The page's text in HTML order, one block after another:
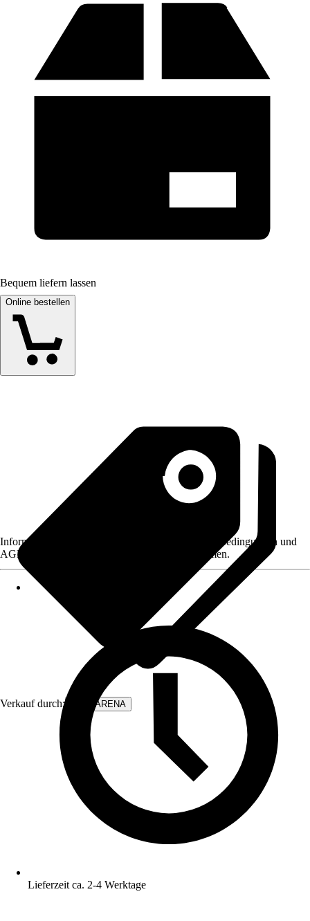
Bequem liefern lassen
Online bestellen
Verkauf durch: WALLARENA
Informationen des Verkäufers, wie z. B. Rückgabebedingungen und
AGB, finden Sie bei Klick auf den Verkäufernamen.
Lieferzeit ca. 2-4 Werktage